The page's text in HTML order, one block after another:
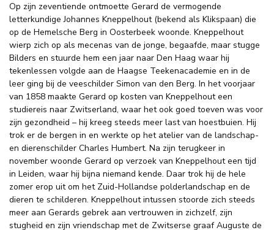
Op zijn zeventiende ontmoette Gerard de vermogende
letterkundige Johannes Kneppelhout (bekend als Klikspaan) die
op de Hemelsche Berg in Oosterbeek woonde. Kneppelhout
wierp zich op als mecenas van de jonge, begaafde, maar stugge
Bilders en stuurde hem een jaar naar Den Haag waar hij
tekenlessen volgde aan de Haagse Teekenacademie en in de
leer ging bij de veeschilder Simon van den Berg. In het voorjaar
van 1858 maakte Gerard op kosten van Kneppelhout een
studiereis naar Zwitserland, waar het ook goed toeven was voor
zijn gezondheid – hij kreeg steeds meer last van hoestbuien. Hij
trok er de bergen in en werkte op het atelier van de landschap-
en dierenschilder Charles Humbert. Na zijn terugkeer in
november woonde Gerard op verzoek van Kneppelhout een tijd
in Leiden, waar hij bijna niemand kende. Daar trok hij de hele
zomer erop uit om het Zuid-Hollandse polderlandschap en de
dieren te schilderen. Kneppelhout intussen stoorde zich steeds
meer aan Gerards gebrek aan vertrouwen in zichzelf, zijn
stugheid en zijn vriendschap met de Zwitserse graaf Auguste de